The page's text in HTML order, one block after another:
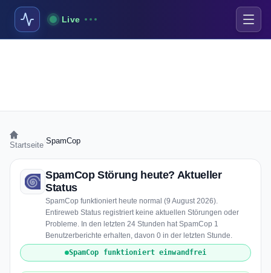
Live
Startseite SpamCop
SpamCop Störung heute? Aktueller
Status
SpamCop funktioniert heute normal (9 August 2026).
Entireweb Status registriert keine aktuellen Störungen oder
Probleme. In den letzten 24 Stunden hat SpamCop 1
Benutzerberichte erhalten, davon 0 in der letzten Stunde.
SpamCop funktioniert einwandfrei